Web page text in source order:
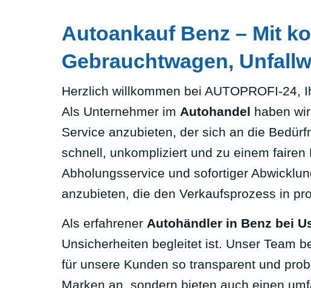
Autoankauf Benz – Mit
Gebrauchtwagen,
Herzlich willkommen bei AUTOPROFI-24,
Als Unternehmer im Autohandel haben
Service anzubieten, der sich an die
schnell, unkompliziert und zu einem
Abholungsservice und sofortiger
anzubieten, die den Verkaufsprozess in
Als erfahrener Autohändler in Benz bei
Unsicherheiten begleitet ist. Unser Team
für unsere Kunden so transparent und
Marken an, sondern bieten auch einen